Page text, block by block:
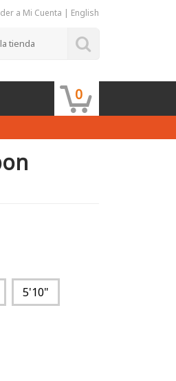
a Mi Cuenta | English
0
5'10"